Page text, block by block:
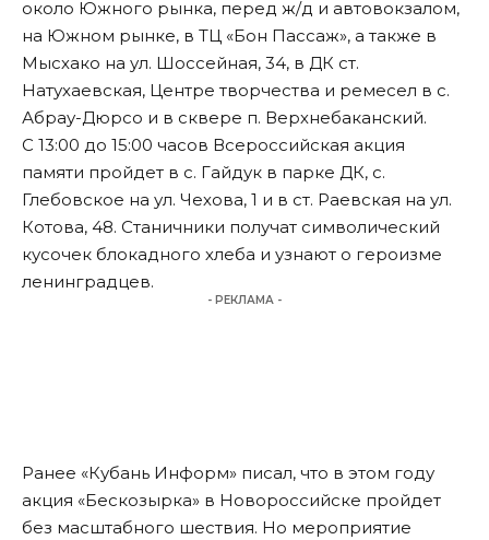
около Южного рынка, перед ж/д и автовокзалом,
на Южном рынке, в ТЦ «Бон Пассаж», а также в
Мысхако на ул. Шоссейная, 34, в ДК ст.
Натухаевская, Центре творчества и ремесел в с.
Абрау-Дюрсо и в сквере п. Верхнебаканский.
С 13:00 до 15:00 часов Всероссийская акция
памяти пройдет в с. Гайдук в парке ДК, с.
Глебовское на ул. Чехова, 1 и в ст. Раевская на ул.
Котова, 48. Станичники получат символический
кусочек блокадного хлеба и узнают о героизме
ленинградцев.
- РЕКЛАМА -
Ранее «Кубань Информ» писал, что в этом году
акция «Бескозырка» в Новороссийске пройдет
без масштабного шествия. Но мероприятие